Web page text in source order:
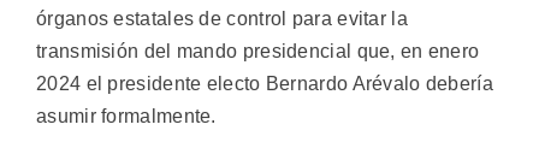
órganos estatales de control para evitar la
transmisión del mando presidencial que, en enero
2024 el presidente electo Bernardo Arévalo debería
asumir formalmente.